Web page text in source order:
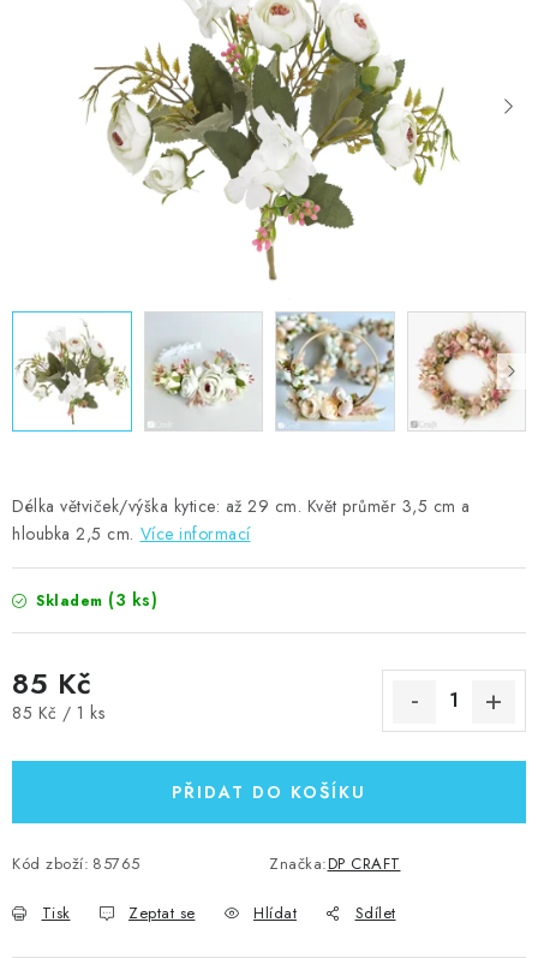
MOJE OBJEDNÁVKA
Kontakty Moje objednávka
Oblíbené ♥️
Obchodní podmínky
Podmínky ochrany osobních údajů
Jak nakupovat
Délka větviček/výška kytice: až 29 cm. Květ průměr 3,5 cm a
hloubka 2,5 cm. Více informací
Skladem (3 ks)
85 Kč
Měrná cena:
85 Kč / 1 ks
PŘIDAT DO KOŠÍKU
Kód zboží: 85765 Značka:DP CRAFT
Tisk Zeptat se Hlídat Sdílet